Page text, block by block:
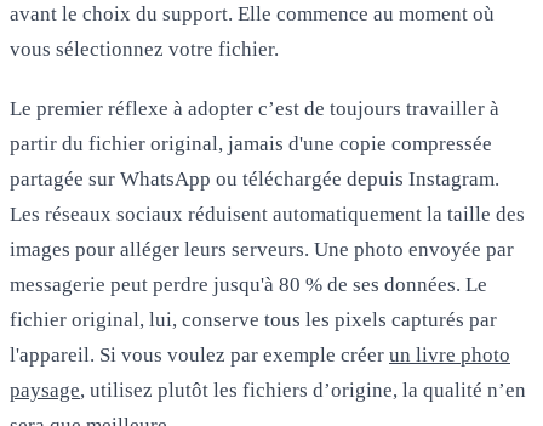
avant le choix du support. Elle commence au moment où
vous sélectionnez votre fichier.
Le premier réflexe à adopter c’est de toujours travailler à
partir du fichier original, jamais d'une copie compressée
partagée sur WhatsApp ou téléchargée depuis Instagram.
Les réseaux sociaux réduisent automatiquement la taille des
images pour alléger leurs serveurs. Une photo envoyée par
messagerie peut perdre jusqu'à 80 % de ses données. Le
fichier original, lui, conserve tous les pixels capturés par
l'appareil. Si vous voulez par exemple créer un livre photo
paysage, utilisez plutôt les fichiers d’origine, la qualité n’en